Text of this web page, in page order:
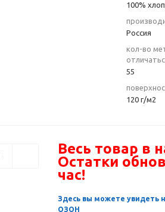
100%
Россия
кол-во
55
120 г/м2
Весь товар в
Остатки
час!
Здесь вы можете увидеть
ОЗОН